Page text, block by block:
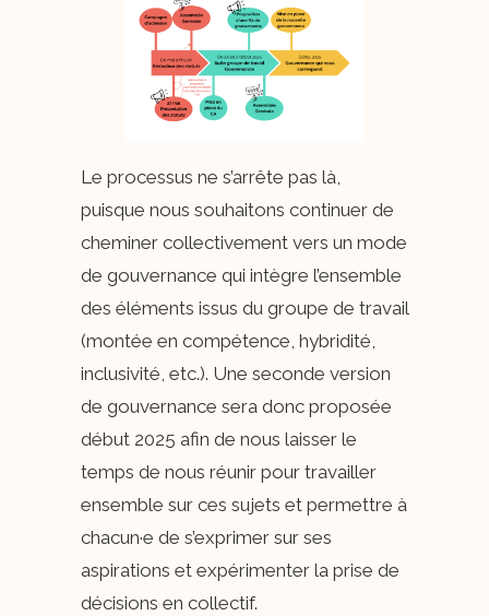
Le processus ne s’arrête pas là,
puisque nous souhaitons continuer de
cheminer collectivement vers un mode
de gouvernance qui intègre l’ensemble
des éléments issus du groupe de travail
(montée en compétence, hybridité,
inclusivité, etc.). Une seconde version
de gouvernance sera donc proposée
début 2025 afin de nous laisser le
temps de nous réunir pour travailler
ensemble sur ces sujets et permettre à
chacun·e de s’exprimer sur ses
aspirations et expérimenter la prise de
décisions en collectif.